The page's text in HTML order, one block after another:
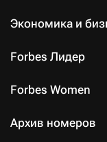
Экономика и
Forbes Лидер
Forbes Women
Архив номеров